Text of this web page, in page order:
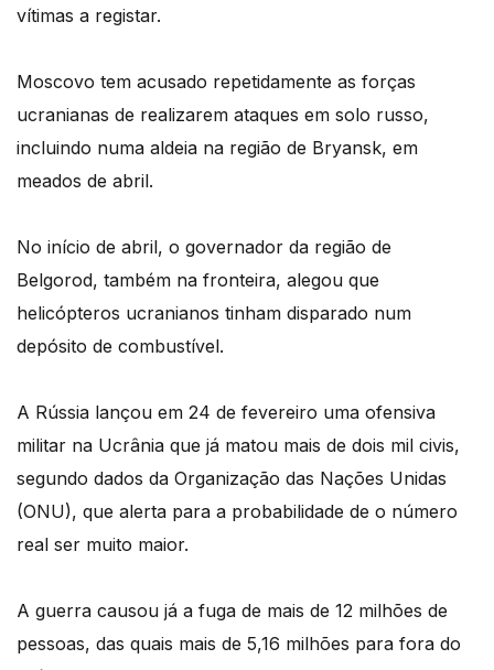
vítimas a registar.
Moscovo tem acusado repetidamente as forças
ucranianas de realizarem ataques em solo russo,
incluindo numa aldeia na região de Bryansk, em
meados de abril.
No início de abril, o governador da região de
Belgorod, também na fronteira, alegou que
helicópteros ucranianos tinham disparado num
depósito de combustível.
A Rússia lançou em 24 de fevereiro uma ofensiva
militar na Ucrânia que já matou mais de dois mil civis,
segundo dados da Organização das Nações Unidas
(ONU), que alerta para a probabilidade de o número
real ser muito maior.
A guerra causou já a fuga de mais de 12 milhões de
pessoas, das quais mais de 5,16 milhões para fora do